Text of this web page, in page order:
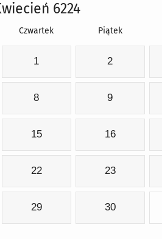
6224
Czwartek Piątek
1 2
8 9
15 16
22 23
29 30